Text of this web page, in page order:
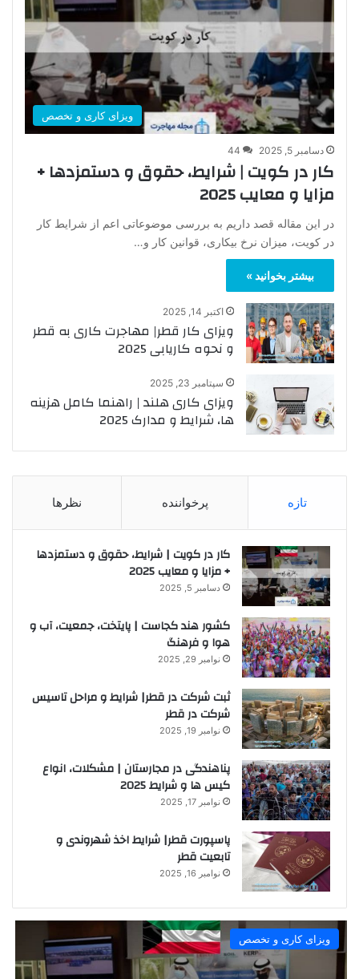
ویزای کاری و تخصص
دسامبر 5, 2025 44
کار در کویت | شرایط، حقوق و دستمزدها +
مزایا و معایب 2025
در این مقاله قصد داریم به بررسی موضوعاتی اعم از شرایط کار
در کویت، میزان نرخ بیکاری، قوانین کار و…
بیشتر بخوانید »
اکتبر 14, 2025
ویزای کار قطر| مهاجرت کاری به قطر
و نحوه کاریابی 2025
سپتامبر 23, 2025
ویزای کاری هلند | راهنما کامل هزینه
ها، شرایط و مدارک 2025
تازه پرخواننده نظرها
کار در کویت | شرایط، حقوق و دستمزدها
+ مزایا و معایب 2025
دسامبر 5, 2025
کشور هند کجاست | پایتخت، جمعیت، آب و
هوا و فرهنگ
نوامبر 29, 2025
ثبت شرکت در قطر| شرایط و مراحل تاسیس
شرکت در قطر
نوامبر 19, 2025
پناهندگی در مجارستان | مشکلات، انواع
کیس ها و شرایط 2025
نوامبر 17, 2025
پاسپورت قطر| شرایط اخذ شهروندی و
تابعیت قطر
نوامبر 16, 2025
ویزای کاری و تخصص